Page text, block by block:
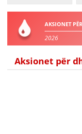
DREJTA
AKSIONET
2026
Aksionet për